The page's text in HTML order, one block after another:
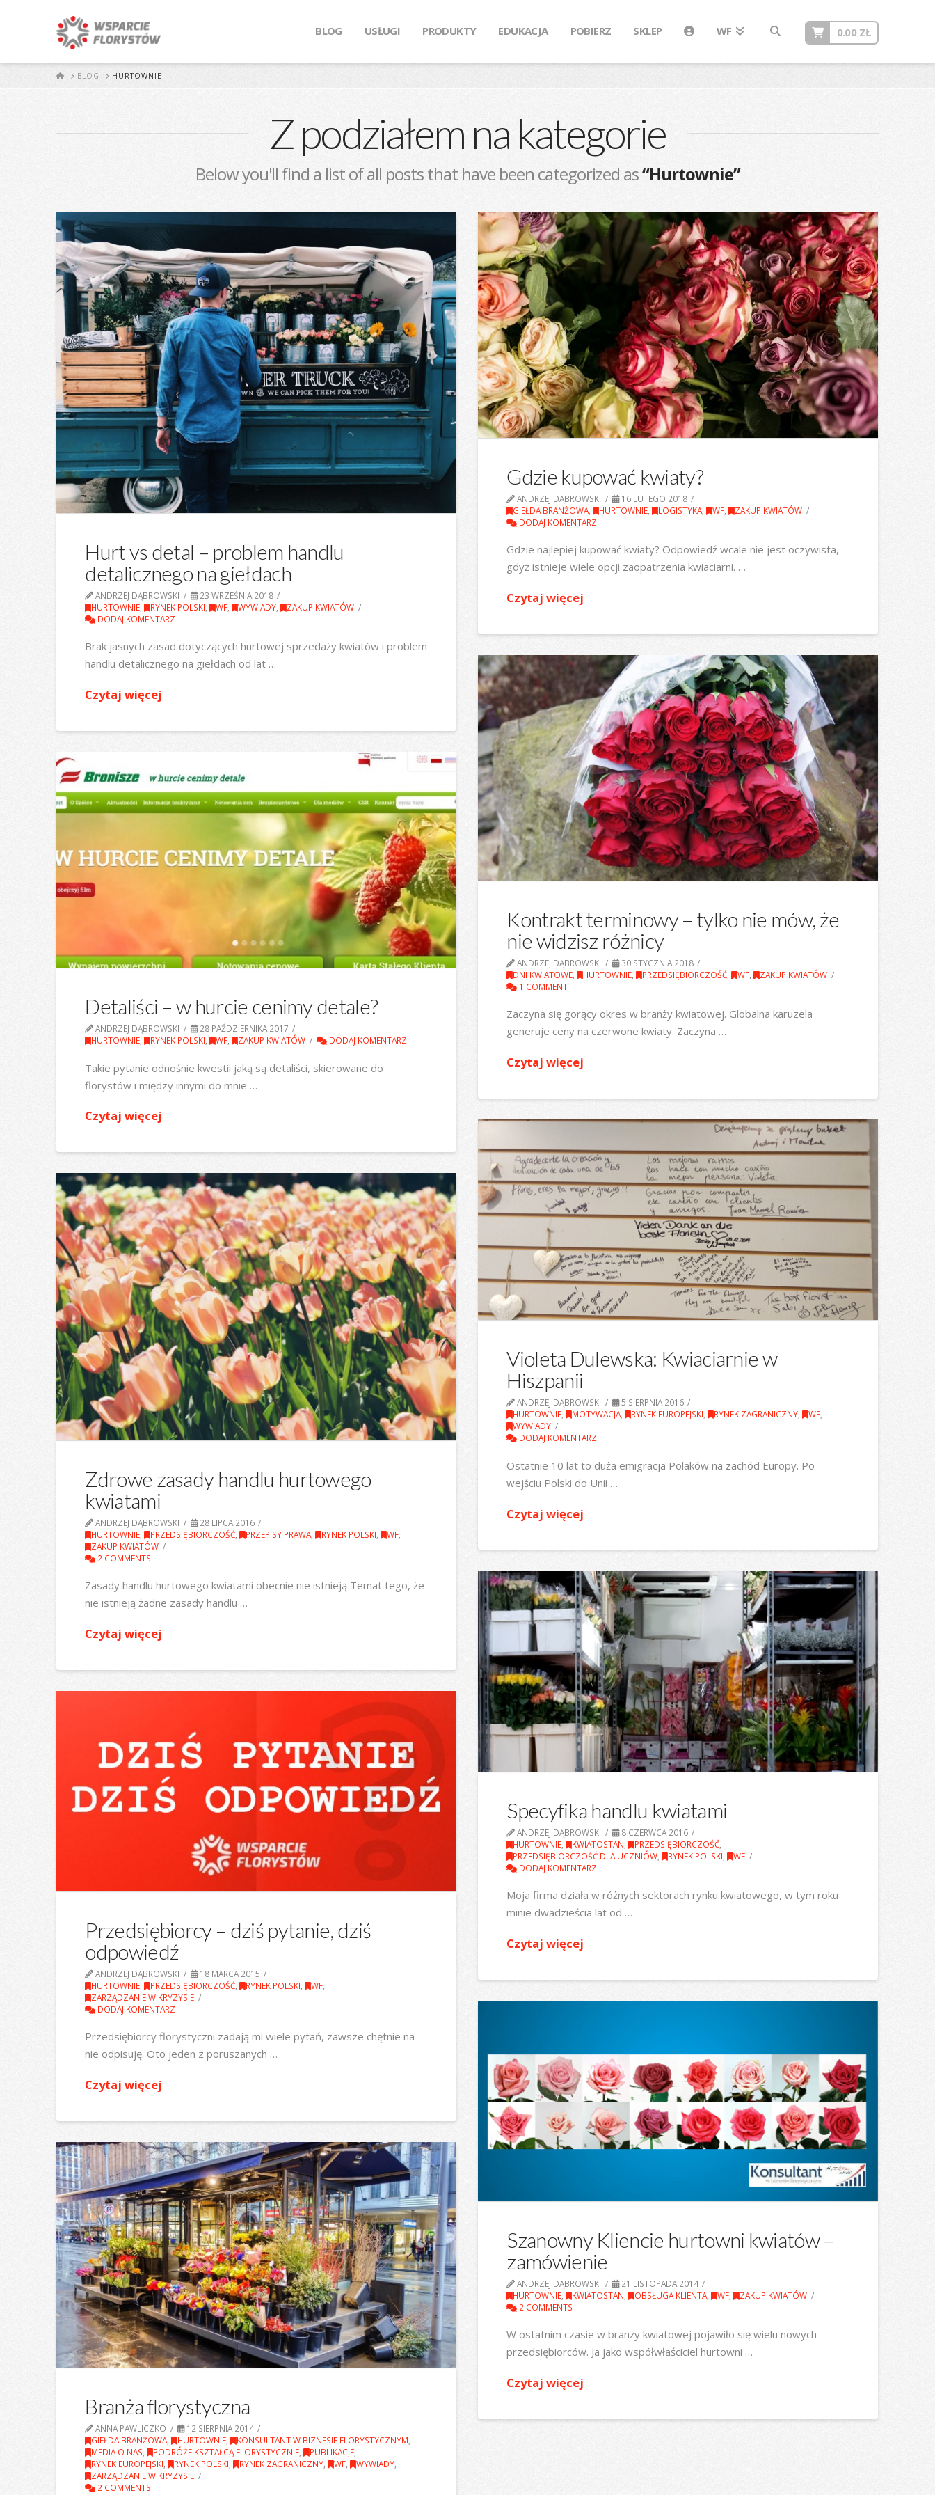
BLOG USŁUGI PRODUKTY EDUKACJA POBIERZ SKLEP WF 0.00 ZŁ
STARTBLOG HURTOWNIE
Z podziałem na kategorie
Below you'll find a list of all posts that have been categorized as“Hurtownie”
Hurt vs detal – problem handlu
detalicznego na giełdach
ANDRZEJ DĄBROWSKI
23 WRZEŚNIA 2018
HURTOWNIE , RYNEK POLSKI , WF , WYWIADY ,
ZAKUP KWIATÓW
DODAJ KOMENTARZ
Brak jasnych zasad dotyczących hurtowej sprzedaży kwiatów i problem
handlu detalicznego na giełdach od lat …
Czytaj więcej
Gdzie kupować kwiaty?
ANDRZEJ DĄBROWSKI
16 LUTEGO 2018
GIEŁDA BRANŻOWA , HURTOWNIE , LOGISTYKA , WF ,
ZAKUP KWIATÓW
DODAJ KOMENTARZ
Gdzie najlepiej kupować kwiaty? Odpowiedź wcale nie jest oczywista,
gdyż istnieje wiele opcji zaopatrzenia kwiaciarni. …
Czytaj więcej
Kontrakt terminowy – tylko nie mów, że
nie widzisz różnicy
ANDRZEJ DĄBROWSKI
30 STYCZNIA 2018
DNI KWIATOWE , HURTOWNIE , PRZEDSIĘBIORCZOŚĆ , WF ,
ZAKUP KWIATÓW
1 COMMENT
Zaczyna się gorący okres w branży kwiatowej. Globalna karuzela
generuje ceny na czerwone kwiaty. Zaczyna …
Czytaj więcej
Detaliści – w hurcie cenimy detale?
ANDRZEJ DĄBROWSKI
28 PAŹDZIERNIKA 2017
HURTOWNIE , RYNEK POLSKI , WF , ZAKUP KWIATÓW DODAJ KOMENTARZ
Takie pytanie odnośnie kwestii jaką są detaliści, skierowane do
florystów i między innymi do mnie …
Czytaj więcej
Violeta Dulewska: Kwiaciarnie w
Hiszpanii
ANDRZEJ DĄBROWSKI
5 SIERPNIA 2016
HURTOWNIE , MOTYWACJA , RYNEK EUROPEJSKI , RYNEK ZAGRANICZNY , WF
WYWIADY
DODAJ KOMENTARZ
Ostatnie 10 lat to duża emigracja Polaków na zachód Europy. Po
wejściu Polski do Unii …
Czytaj więcej
Zdrowe zasady handlu hurtowego
kwiatami
ANDRZEJ DĄBROWSKI
28 LIPCA 2016
HURTOWNIE , PRZEDSIĘBIORCZOŚĆ , PRZEPISY PRAWA , RYNEK POLSKI , WF
ZAKUP KWIATÓW
2 COMMENTS
Zasady handlu hurtowego kwiatami obecnie nie istnieją Temat tego, że
nie istnieją żadne zasady handlu …
Czytaj więcej
Specyfika handlu kwiatami
ANDRZEJ DĄBROWSKI
8 CZERWCA 2016
HURTOWNIE , KWIATOSTAN , PRZEDSIĘBIORCZOŚĆ
PRZEDSIĘBIORCZOŚĆ DLA UCZNIÓW , RYNEK POLSKI , WF
DODAJ KOMENTARZ
Moja firma działa w różnych sektorach rynku kwiatowego, w tym roku
minie dwadzieścia lat od …
Czytaj więcej
Przedsiębiorcy – dziś pytanie, dziś
odpowiedź
ANDRZEJ DĄBROWSKI
18 MARCA 2015
HURTOWNIE , PRZEDSIĘBIORCZOŚĆ , RYNEK POLSKI , WF
ZARZĄDZANIE W KRYZYSIE
DODAJ KOMENTARZ
Przedsiębiorcy florystyczni zadają mi wiele pytań, zawsze chętnie na
nie odpisuję. Oto jeden z poruszanych …
Czytaj więcej
Szanowny Kliencie hurtowni kwiatów –
zamówienie
ANDRZEJ DĄBROWSKI
21 LISTOPADA 2014
HURTOWNIE , KWIATOSTAN , OBSŁUGA KLIENTA , WF ,
ZAKUP KWIATÓW
2 COMMENTS
W ostatnim czasie w branży kwiatowej pojawiło się wielu nowych
przedsiębiorców. Ja jako współwłaściciel hurtowni …
Czytaj więcej
Branża florystyczna
ANNA PAWLICZKO
12 SIERPNIA 2014
GIEŁDA BRANŻOWA , HURTOWNIE , KONSULTANT W BIZNESIE FLORYSTYCZNYM
MEDIA O NAS , PODRÓŻE KSZTAŁCĄ FLORYSTYCZNIE , PUBLIKACJE
RYNEK EUROPEJSKI , RYNEK POLSKI , RYNEK ZAGRANICZNY , WF , WYWIADY
ZARZĄDZANIE W KRYZYSIE
2 COMMENTS